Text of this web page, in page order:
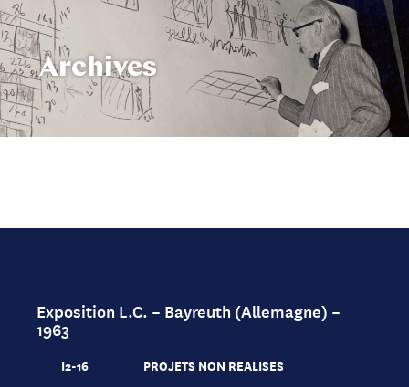
Archives
Exposition L.C. – Bayreuth (Allemagne) –
1963
I2-16
PROJETS NON REALISES